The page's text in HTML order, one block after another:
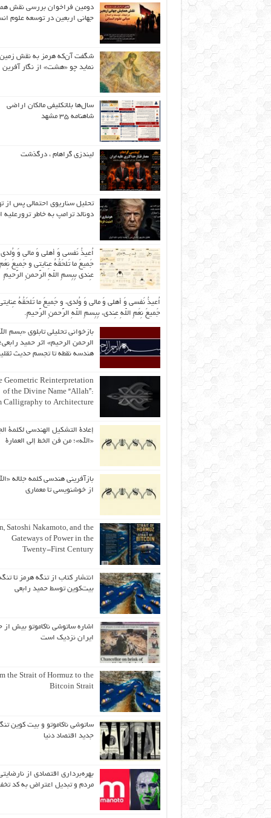
دومین فراخوان بررسی نقش
جهانی اربعین در توسعه علوم
شگفت آن‌که هرمز به نقش زمین
نماید چو «هشت» از نگار آفرین
سال‌ها بلاتکلیفی مالکان اراضی
شاهنامه ۳۵ مشهد
لیندزی گراهام ، درگذشت
تحلیل سناریوی احتمالی پس از
دونالد ترامپ به خاطر ترورعلیه
اُعیذُ نَفسی وَ أهلی وَ مالی وَ
جَمیعَ ما تَلحَقُهُ عِنایتی و جَمیعَ نِعَمِ
عِندی بِبِسمِ اللّهِ الرَّحمنِ الرَّحیمِ
اُعیذُ نَفسی وَ أهلی وَ مالی وَ وُلدی، و جَمیعَ ما تَلحَقُهُ
جَمیعَ نِعَمِ اللّهِ عِندی، بِبِسمِ اللّهِ الرَّحمنِ الرَّحیمِ.
بازخوانی تحلیلی تابلوی «بسم
الرحمن الرحیم» اثر حمید رابعی؛
هندسه نقطه تا تجسم حدیث
Geometric Reinterpretation
of the Divine Name “Allah”:
Calligraphy to Architecture
إعادة التشكيل الهندسي لكلمة
«الله»؛ من فن الخط إلى العمارة
بازآفرینی هندسی کلمه جلاله
از خوشنویسی تا معماری
Satoshi Nakamoto, and the
Gateways of Power in the
Twenty-First Century
انتشار کتاب از تنگه هرمز تا
بیت‌کوین توسط حمید رابعی
اشاره ساتوشی ناکاموتو بیش از
ایران نزدیک است
the Strait of Hormuz to the
Bitcoin Strait
ساتوشی ناکاموتو و بیت کوین
جدید اقتصاد دنیا
بهره‌برداری اقتصادی از
مردم و تبدیل اعتراض به کد